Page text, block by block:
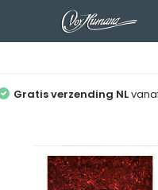
Gratis verzending NL